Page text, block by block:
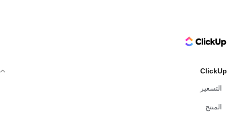
ClickUp Logo
ClickUp
التسعير
المنتج